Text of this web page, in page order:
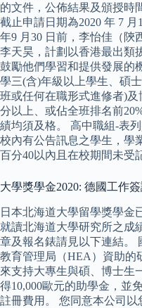
的文件，公佈結果及頒授時
截止申請日期為2020 年 7
年9 月30 日前，李怡佳（陝
李天昊，計劃以香港最出類
鼓勵他們學習和提供發展的
學三(含)年級以上學生、碩
班或任何在職形式進修者)
分以上、或佔全班排名前
績均須及格。 高中職組-表
校內有公告訊息之學生，學
百分40以內且在校期間未受
大學獎學金2020: 德國工作
日本北海道大學留學獎學金
就讀北海道大學研究所之成
章及報名錶請見以下連結。
教育管理局（HEA）資助的
來支持大專生與碩、博士生
得10,000歐元的助學金，並
註冊費用。 您同意本公司